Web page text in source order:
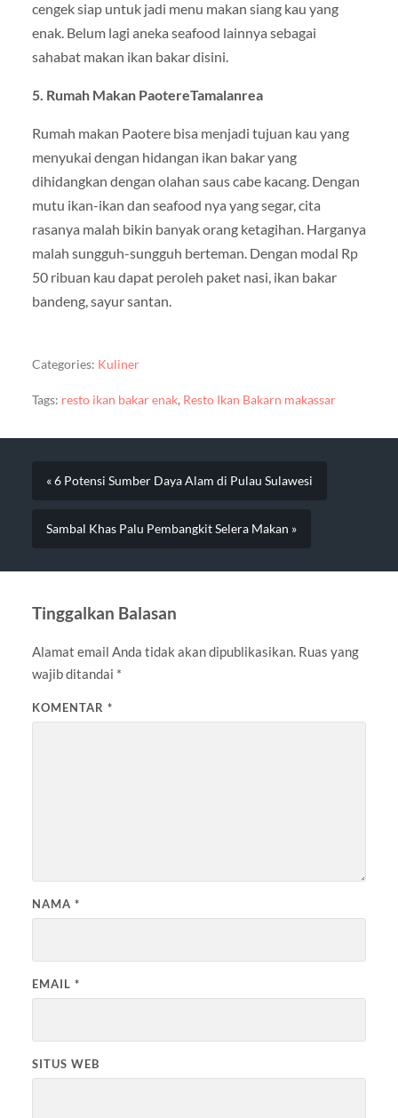
cengek siap untuk jadi menu makan siang kau yang
enak. Belum lagi aneka seafood lainnya sebagai
sahabat makan ikan bakar disini.
5. Rumah Makan PaotereTamalanrea
Rumah makan Paotere bisa menjadi tujuan kau yang
menyukai dengan hidangan ikan bakar yang
dihidangkan dengan olahan saus cabe kacang. Dengan
mutu ikan-ikan dan seafood nya yang segar, cita
rasanya malah bikin banyak orang ketagihan. Harganya
malah sungguh-sungguh berteman. Dengan modal Rp
50 ribuan kau dapat peroleh paket nasi, ikan bakar
bandeng, sayur santan.
Categories: Kuliner
Tags: resto ikan bakar enak, Resto Ikan Bakarn makassar
« 6 Potensi Sumber Daya Alam di Pulau Sulawesi
Sambal Khas Palu Pembangkit Selera Makan »
Tinggalkan Balasan
Alamat email Anda tidak akan dipublikasikan. Ruas yang
wajib ditandai *
KOMENTAR *
NAMA *
EMAIL *
SITUS WEB